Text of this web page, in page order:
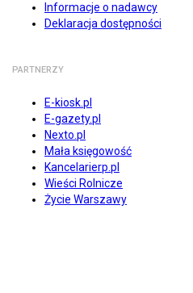
Informacje o nadawcy
Deklaracja dostępności
PARTNERZY
E-kiosk.pl
E-gazety.pl
Nexto.pl
Mała księgowość
Kancelarierp.pl
Wieści Rolnicze
Życie Warszawy